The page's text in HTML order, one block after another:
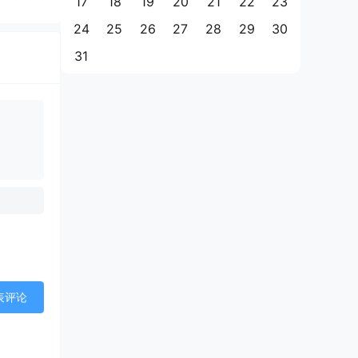
评论
24
25 26 27 28 29
30
31